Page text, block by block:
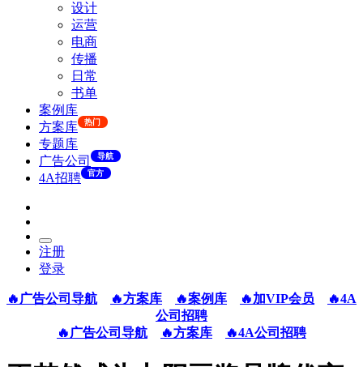
设计
运营
电商
传播
日常
书单
案例库
方案库
热门
专题库
广告公司
导航
4A招聘 官方
注册
登录
🔥广告公司导航 🔥方案库 🔥案例库 🔥加VIP会员
🔥4A
公司招聘
🔥广告公司导航
🔥方案库 🔥4A公司招聘